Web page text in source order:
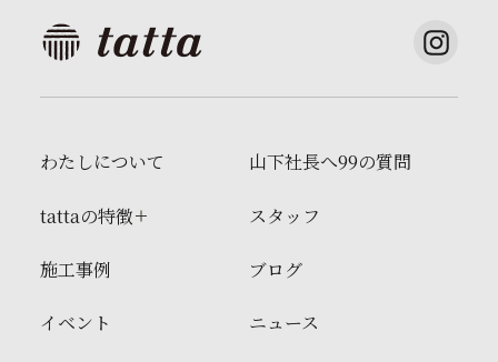
わたしについて
tattaの特徴
施工事例
イベント
山下社長へ99の質問
スタッフ
ブログ
ニュース